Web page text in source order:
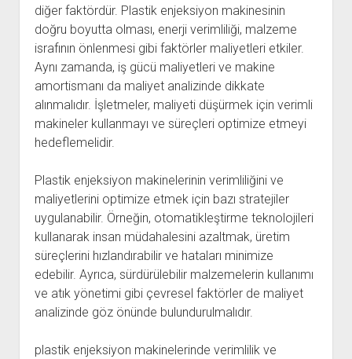
diğer faktördür. Plastik enjeksiyon makinesinin
doğru boyutta olması, enerji verimliliği, malzeme
israfının önlenmesi gibi faktörler maliyetleri etkiler.
Aynı zamanda, iş gücü maliyetleri ve makine
amortismanı da maliyet analizinde dikkate
alınmalıdır. İşletmeler, maliyeti düşürmek için verimli
makineler kullanmayı ve süreçleri optimize etmeyi
hedeflemelidir.
Plastik enjeksiyon makinelerinin verimliliğini ve
maliyetlerini optimize etmek için bazı stratejiler
uygulanabilir. Örneğin, otomatikleştirme teknolojileri
kullanarak insan müdahalesini azaltmak, üretim
süreçlerini hızlandırabilir ve hataları minimize
edebilir. Ayrıca, sürdürülebilir malzemelerin kullanımı
ve atık yönetimi gibi çevresel faktörler de maliyet
analizinde göz önünde bulundurulmalıdır.
plastik enjeksiyon makinelerinde verimlilik ve